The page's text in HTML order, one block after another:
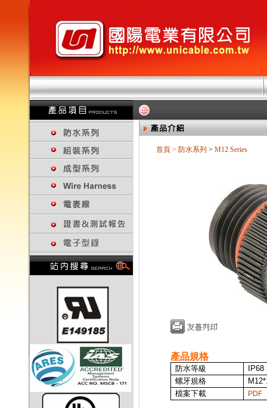
首頁 > 防水系列 > M12 Series
產品規格
防水等級
IP68
螺牙規格
檔案下載
PDF